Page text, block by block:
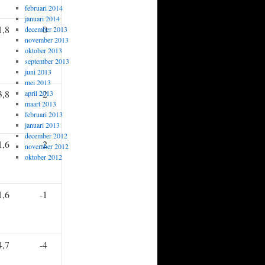
0
-2
-2
-1
-4
februari 2014
januari 2014
december 2013
november 2013
oktober 2013
september 2013
juni 2013
mei 2013
april 2013
maart 2013
februari 2013
januari 2013
december 2012
november 2012
oktober 2012